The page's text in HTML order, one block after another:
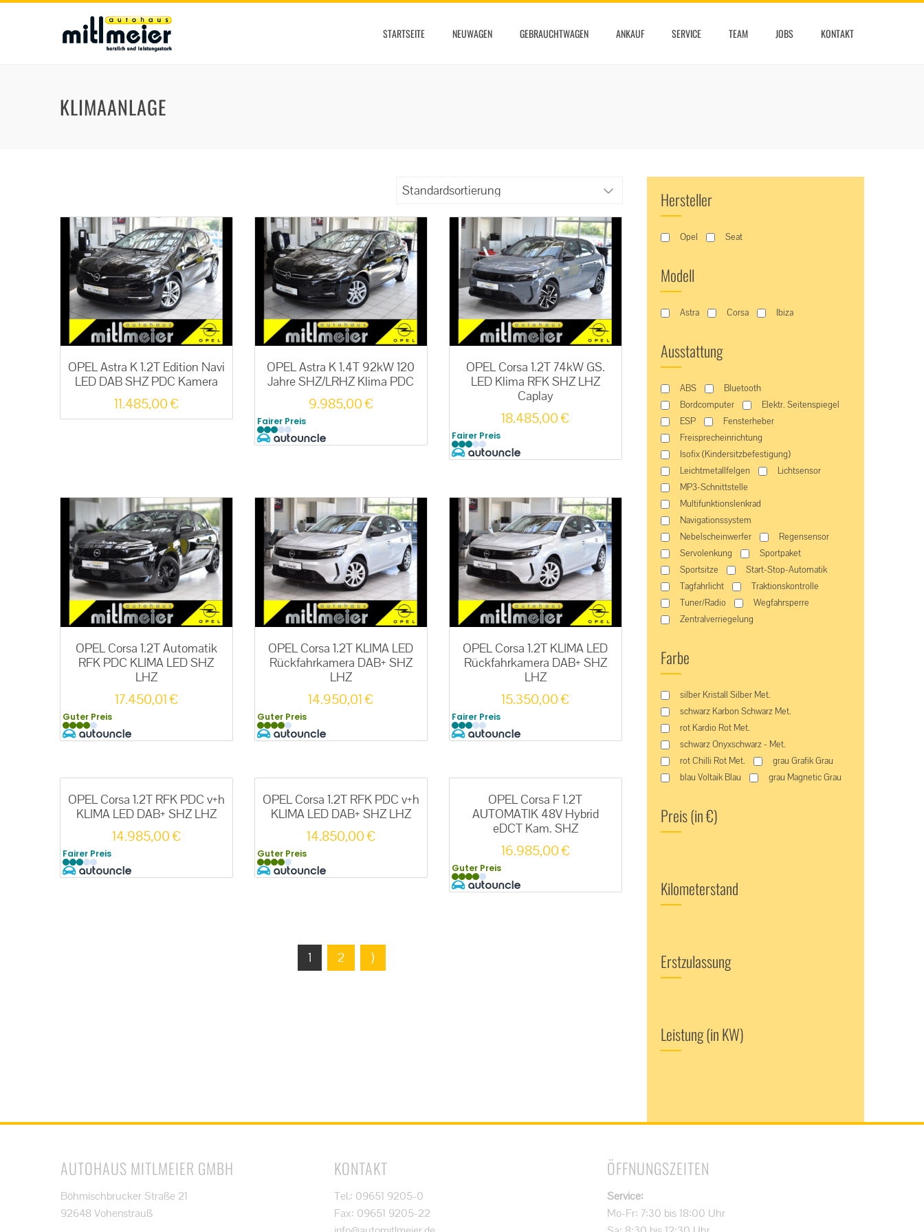
STARTSEITE NEUWAGEN GEBRAUCHTWAGEN ANKAUF SERVICE TEAM JOBS KONTAKT
KLIMAANLAGE
OPEL Astra K 1.2T Edition Navi
LED DAB SHZ PDC Kamera
11.485,00€
OPEL Astra K 1.4T 92kW 120
Jahre SHZ/LRHZ Klima PDC
9.985,00€
Fairer Preis
OPEL Corsa 1.2T 74kW GS.
LED Klima RFK SHZ LHZ
Caplay
18.485,00€
Fairer Preis
OPEL Corsa 1.2T Automatik
RFK PDC KLIMA LED SHZ
LHZ
17.450,01€
Guter Preis
OPEL Corsa 1.2T KLIMA LED
Rückfahrkamera DAB+ SHZ
LHZ
14.950,01€
Guter Preis
OPEL Corsa 1.2T KLIMA LED
Rückfahrkamera DAB+ SHZ
LHZ
15.350,00€
Fairer Preis
OPEL Corsa 1.2T RFK PDC v+h
KLIMA LED DAB+ SHZ LHZ
14.985,00€
Fairer Preis
OPEL Corsa 1.2T RFK PDC v+h
KLIMA LED DAB+ SHZ LHZ
14.850,00€
Guter Preis
OPEL Corsa F 1.2T
AUTOMATIK 48V Hybrid
eDCT Kam. SHZ
16.985,00€
Guter Preis
1 2 ⟩
Hersteller
Opel Seat
Modell
Astra Corsa Ibiza
Ausstattung
ABS
Bluetooth
Bordcomputer
Elektr. Seitenspiegel
ESP
Fensterheber
Freisprecheinrichtung
Isofix (Kindersitzbefestigung)
Leichtmetallfelgen
Lichtsensor
MP3-Schnittstelle
Multifunktionslenkrad
Navigationssystem
Nebelscheinwerfer
Regensensor
Servolenkung
Sportpaket
Sportsitze
Start-Stop-Automatik
Tagfahrlicht
Traktionskontrolle
Tuner/Radio
Wegfahrsperre
Zentralverriegelung
Farbe
silber Kristall Silber Met.
schwarz Karbon Schwarz Met.
rot Kardio Rot Met.
schwarz Onyxschwarz - Met.
rot Chilli Rot Met.
grau Grafik Grau
blau Voltaik Blau
grau Magnetic Grau
Preis (in €)
Kilometerstand
Erstzulassung
Leistung (in KW)
AUTOHAUS MITLMEIER GMBH
Böhmischbrucker Straße 21
92648 Vohenstrauß
KONTAKT
Tel.: 09651 9205-0
Fax: 09651 9205-22
ÖFFNUNGSZEITEN
Service:
Mo-Fr: 7:30 bis 18:00 Uhr